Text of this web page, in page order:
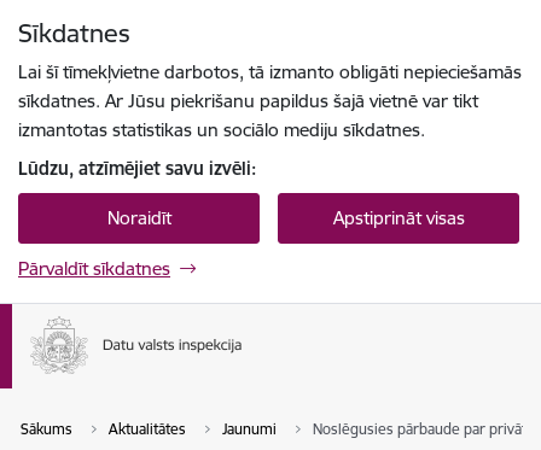
Sīkdatnes
Lai šī tīmekļvietne darbotos, tā izmanto obligāti nepieciešamās
sīkdatnes. Ar Jūsu piekrišanu papildus šajā vietnē var tikt
izmantotas statistikas un sociālo mediju sīkdatnes.
Lūdzu, atzīmējiet savu izvēli:
Noraidīt Apstiprināt visas
Pārvaldīt sīkdatnes
Sākums Aktualitātes Jaunumi Noslēgusies pārbaude par